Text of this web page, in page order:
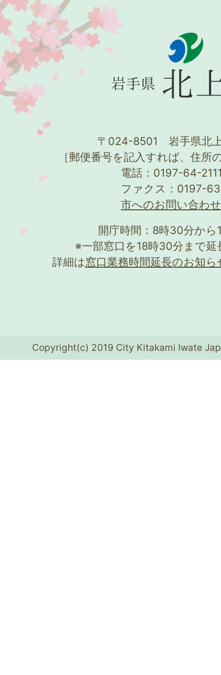
〒024-8501 岩手県北
［郵便番号を記入すれば、住所
電話：0197-64-
ファクス：0197-
市へのお問い合わ
開庁時間：8時30分か
※一部窓口を18時30分まで
詳細は窓口業務時間延長のお知ら
Copyright(c) 2019 City Kitakami Iwate